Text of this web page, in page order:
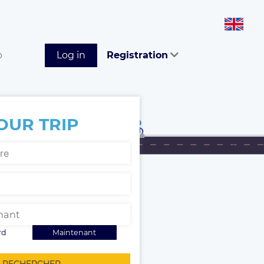
Log in Registration
TRIP
Maintenant